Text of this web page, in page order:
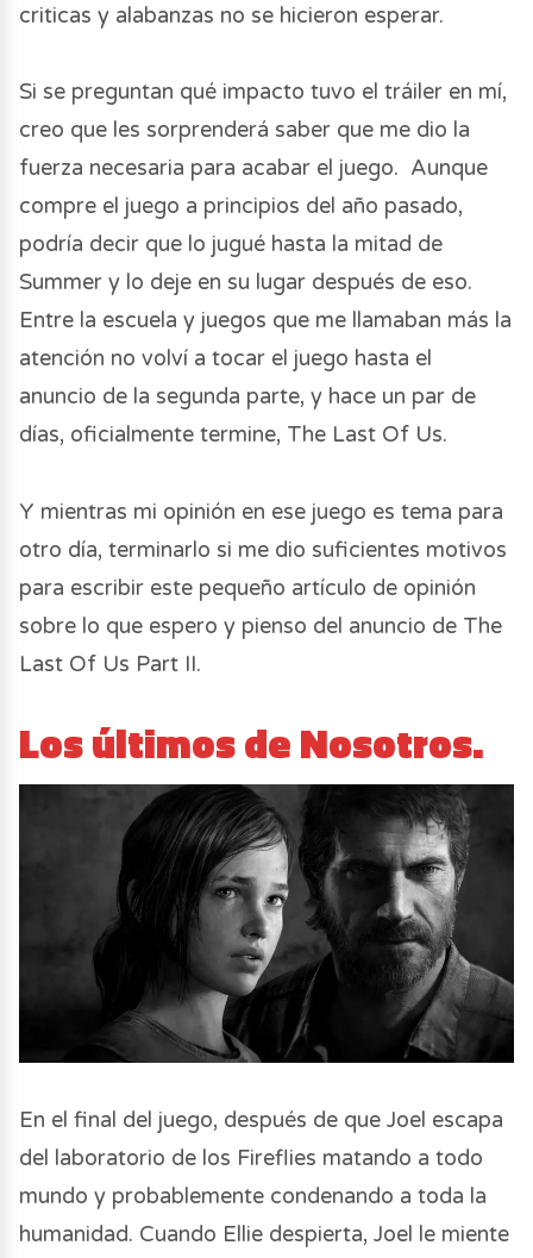
criticas y alabanzas no se hicieron esperar.
Si se preguntan qué impacto tuvo el tráiler en mí,
creo que les sorprenderá saber que me dio la
fuerza necesaria para acabar el juego. Aunque
compre el juego a principios del año pasado,
podría decir que lo jugué hasta la mitad de
Summer y lo deje en su lugar después de eso.
Entre la escuela y juegos que me llamaban más la
atención no volví a tocar el juego hasta el
anuncio de la segunda parte, y hace un par de
días, oficialmente termine, The Last Of Us.
Y mientras mi opinión en ese juego es tema para
otro día, terminarlo si me dio suficientes motivos
para escribir este pequeño artículo de opinión
sobre lo que espero y pienso del anuncio de The
Last Of Us Part II.
Los últimos de Nosotros.
En el final del juego, después de que Joel escapa
del laboratorio de los Fireflies matando a todo
mundo y probablemente condenando a toda la
humanidad. Cuando Ellie despierta, Joel le miente